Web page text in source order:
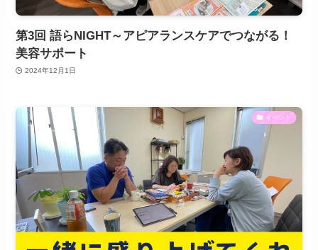
第3回 語らNIGHT～アピアランスケアでつながる！
美容サポート
2024年12月1日
イベント